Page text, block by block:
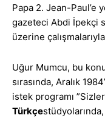
Papa 2. Jean-Paul’e
gazeteci Abdi İpekçi
üzerine çalışmalarıyla
Uğur Mumcu, bu
sırasında, Aralık
istek programı
Türkçe